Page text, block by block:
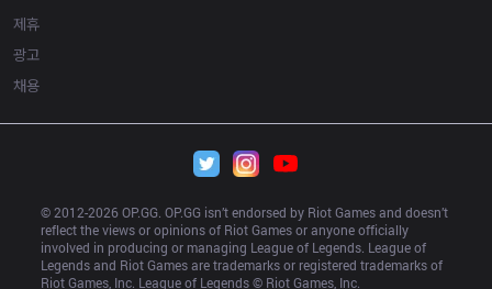
제휴
광고
채용
© 2012-2026 OP.GG. OP.GG isn’t endorsed by Riot Games and doesn’t
reflect the views or opinions of Riot Games or anyone officially
involved in producing or managing League of Legends. League of
Legends and Riot Games are trademarks or registered trademarks of
Riot Games, Inc. League of Legends © Riot Games, Inc.